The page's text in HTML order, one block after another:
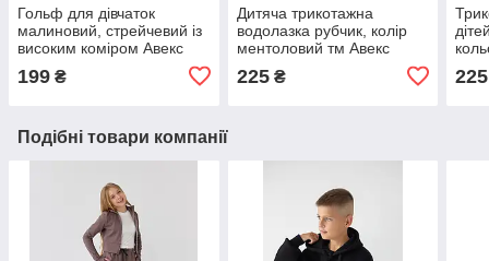
Гольф для дівчаток
малиновий, стрейчевий із
високим коміром Авекс
199 ₴
Дитяча трикотажна
водолазка рубчик, колір
ментоловий тм Авекс
225₴ 225
Подібні товари компанії